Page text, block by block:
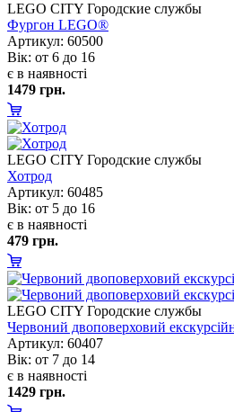
LEGO CITY Городские службы
Фургон LEGO®
Артикул: 60500
ік: от 6 до 16
є в наявності
1479 грн.
LEGO CITY Городские службы
Хотрод
Артикул: 60485
ік: от 5 до 16
є в наявності
479 грн.
LEGO CITY Городские службы
Червоний двоповерховий
Артикул: 60407
ік: от 7 до 14
є в наявності
1429 грн.